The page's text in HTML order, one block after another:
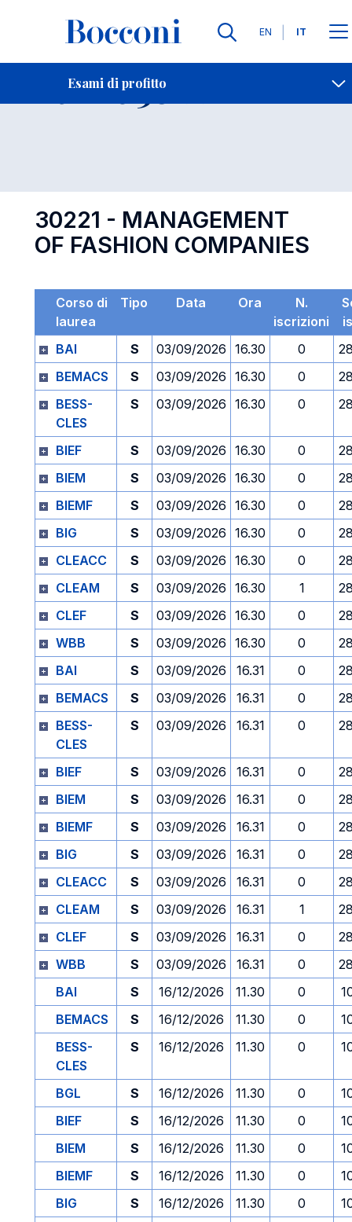
Lingue
EN IT
Esami di profitto
Contatti
Esame 30221 Open
30221 - MANAGEMENT
OF FASHION COMPANIES
Corso di
laurea
Tipo Data Ora
N.
iscrizioni
BAI
S 03/09/2026 16.30 0
BEMACS
S 03/09/2026 16.30 0
BESS-
CLES
S 03/09/2026 16.30 0
BIEF S 03/09/2026 16.30 0
BIEM
S 03/09/2026 16.30 0
BIEMF
S 03/09/2026 16.30 0
BIG
S 03/09/2026 16.30 0
CLEACC
S 03/09/2026 16.30 0
CLEAM
S 03/09/2026 16.30 1
CLEF
S 03/09/2026 16.30 0
WBB
S 03/09/2026 16.30 0
BAI
S 03/09/2026 16.31 0
BEMACS
S 03/09/2026 16.31 0
BESS-
CLES
S 03/09/2026 16.31 0
BIEF S 03/09/2026 16.31 0
BIEM
S 03/09/2026 16.31 0
BIEMF
S 03/09/2026 16.31 0
BIG
S 03/09/2026 16.31 0
CLEACC
S 03/09/2026 16.31 0
CLEAM
S 03/09/2026 16.31 1
CLEF
S 03/09/2026 16.31 0
WBB
S 03/09/2026 16.31 0
BAI
S 16/12/2026 11.30 0
BEMACS
S 16/12/2026 11.30 0
BESS-
CLES
S 16/12/2026 11.30 0
BGL S 16/12/2026 11.30 0
BIEF
S 16/12/2026 11.30 0
BIEM
S 16/12/2026 11.30 0
BIEMF
S 16/12/2026 11.30 0
BIG
S 16/12/2026 11.30 0